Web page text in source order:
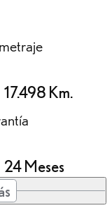
17.498 Km.
24 Meses